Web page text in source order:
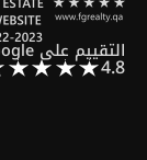
التقييم على Google
4.8